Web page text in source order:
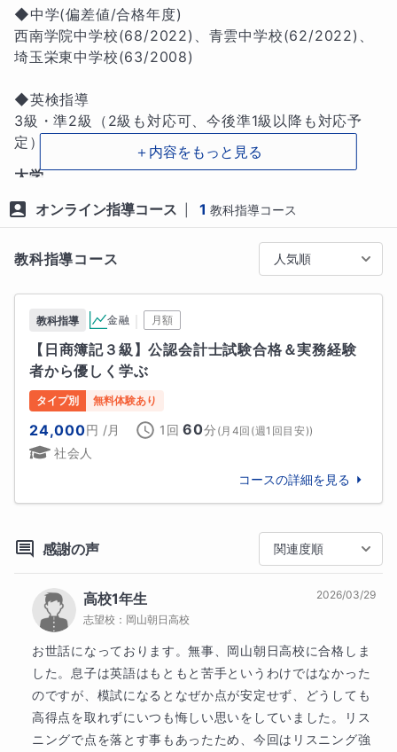
業内容をより深い形で一緒に掘り下げていくことがで
きるので、まるでゲームの攻略本のように「これを知
りたかった！」というような気づきが生まれていき、
きます！
②「生徒さん自身の感覚と計画力」も育てる！
定期テストや受験において、さらには人生を生きる上
でも戦略や計画が重要なスキルとなってくるわけです
が、そもそも「自分のこと」をよく理解できていない
と、これらも上手に機能させることができません。ど
できる人はいないと思います。当然僕にも無理です。
ですが、生徒本人になら可能です。私は「教師」とい
う仕事の責任について、生徒の成績を伸ばすことはも
ちろんですが、それ以上に、授業を通じて生徒自身が
身につけた「物事の学び方や目標達成の手順」を「人
生のあらゆる場面で応用できる人間」になってもらい
たいと考えています。
こうした観点から、私は生徒さん対して「他の教科の
てもらい、自分自身の生活全体をコントロールしなが
ら勉強に向き合ってもらうことを意図しながら学習計
画のサポートをさせていただきます。
★自己紹介🖊️
生徒さんからも保護者様からもほぼ100%
「とても親しみやすい」と言われます！笑
英語が好きで海外渡航経験も豊富にあるので、
海外に興味のある生徒様にはぴったりです(^^)♪
◆中学(偏差値/合格年度)
西南学院中学校(68/2022)、青雲中学校(62/2022)、
埼玉栄東中学校(63/2008)
◆英検指導
3級・準2級（2級も対応可、今後準1級以降も対応予
定）
大学
その他国公立大学
秋田大学
名桜大学
高校
難関私立高校
立命館守山高等学校
就実高等学校
沖縄尚学高等学校
最難関校
難関校
栄東中学校
高槻中学校 愛光中学校
専門学校
その他
鹿児島キャリアデザイン専門学校
＋内容をもっと見る
オンライン指導コース 1 教科指導コース
教科指導コース 人気順
教科指導 金融 月額
【日商簿記３級】公認会計士試験合格＆実務経験
者から優しく学ぶ
タイプ別 無料体験あり
24,000円 /月 1回 60分 ( 月4回(週1回目安))
社会人
コースの詳細を見る
感謝の声 関連度順
高校1年生
志望校： 岡山朝日高校
2026/03/29
お世話になっております。無事、岡山朝日高校に合格しま
した。息子は英語はもともと苦手というわけではなかった
のですが、模試になるとなぜか点が安定せず、どうしても
高得点を取れずにいつも悔しい思いをしていました。リス
ニングで点を落とす事もあったため、今回はリスニング強